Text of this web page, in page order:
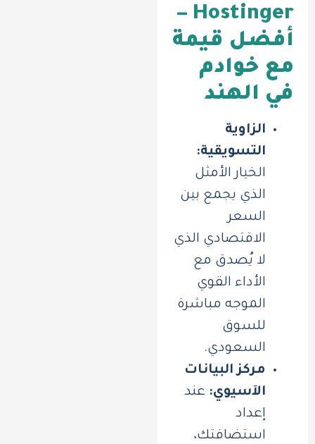
Hostinger –
أفضل قيمة
مع خوادم
في الهند
الزاوية
التسويقية:
الخيار الأمثل
الذي يجمع بين
السعر
الاقتصادي الذي
لا يُصدق مع
الأداء القوي
الموجه مباشرة
للسوق
السعودي.
مركز البيانات
الآسيوي: عند
إعداد
استضافتك،